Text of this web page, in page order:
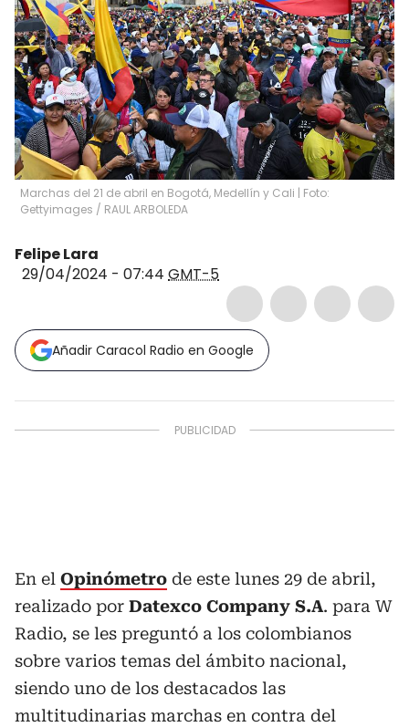
Marchas del 21 de abril en Bogotá, Medellín y Cali | Foto:
Gettyimages / RAUL ARBOLEDA
Felipe Lara
29/04/2024 - 07:44 GMT-5
Añadir Caracol Radio en Google
En el Opinómetro de este lunes 29 de abril,
realizado por Datexco Company S.A. para W
Radio, se les preguntó a los colombianos
sobre varios temas del ámbito nacional,
siendo uno de los destacados las
multitudinarias marchas en contra del